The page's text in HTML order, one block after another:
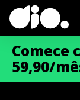
Comece
59,90/